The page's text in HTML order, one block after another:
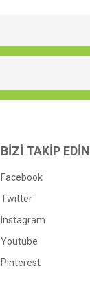
BİZİ TAKİP EDİN
Facebook
Twitter
Instagram
Youtube
Pinterest